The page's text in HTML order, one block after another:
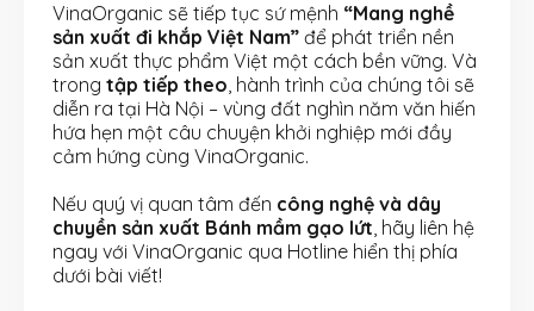
VinaOrganic sẽ tiếp tục sứ mệnh “Mang nghề
sản xuất đi khắp Việt Nam” để phát triển nền
sản xuất thực phẩm Việt một cách bền vững. Và
trong tập tiếp theo, hành trình của chúng tôi sẽ
diễn ra tại Hà Nội – vùng đất nghìn năm văn hiến
hứa hẹn một câu chuyện khởi nghiệp mới đầy
cảm hứng cùng VinaOrganic.
Nếu quý vị quan tâm đến công nghệ và dây
chuyền sản xuất Bánh mầm gạo lứt, hãy liên hệ
ngay với VinaOrganic qua Hotline hiển thị phía
dưới bài viết!